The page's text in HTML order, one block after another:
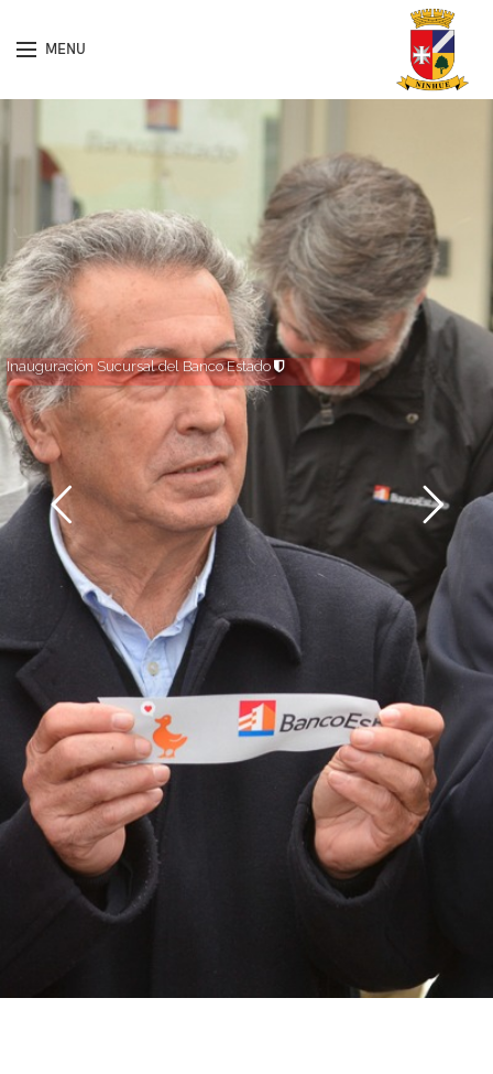
MENU
Inauguración Sucursal del Banco Estado